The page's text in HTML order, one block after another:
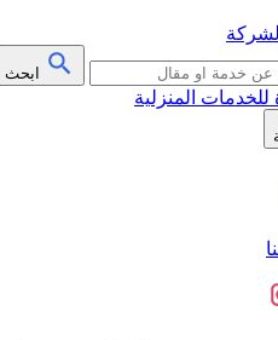
ابحث